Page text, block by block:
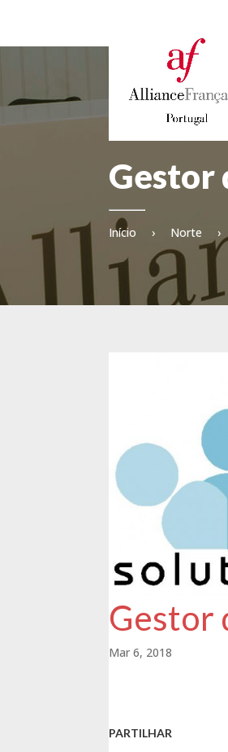
Gestor
Início › Norte ›
Gestor
Mar 6, 2018
PARTILHAR